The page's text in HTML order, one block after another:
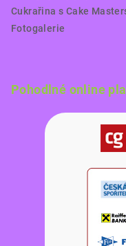
Cukrařina s Cake
Fotogalerie
Pohodlné online